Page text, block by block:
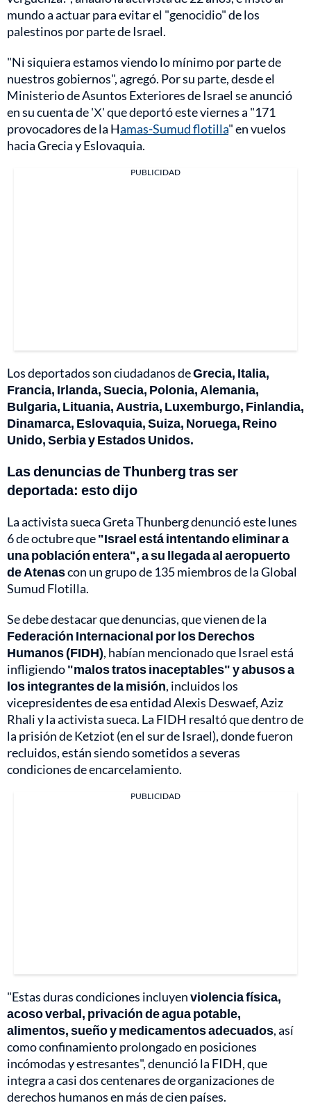
mundo a actuar para evitar el "genocidio" de los
palestinos por parte de Israel.
"Ni siquiera estamos viendo lo mínimo por parte de
nuestros gobiernos", agregó. Por su parte, desde el
Ministerio de Asuntos Exteriores de Israel se anunció
en su cuenta de 'Χ' que deportó este viernes a "171
provocadores de la Hamas-Sumud flotilla" en vuelos
hacia Grecia y Eslovaquia.
PUBLICIDAD
Los deportados son ciudadanos deGrecia, Italia,
Francia, Irlanda, Suecia, Polonia, Alemania,
Bulgaria, Lituania, Austria, Luxemburgo, Finlandia,
Dinamarca, Eslovaquia, Suiza, Noruega, Reino
Unido, Serbia y Estados Unidos.
Las denuncias de Thunberg tras ser
deportada: esto dijo
La activista sueca Greta Thunberg denunció este lunes
6 de octubre que"Israel está intentando eliminar a
una población entera", a su llegada al aeropuerto
de Atenascon un grupo de 135 miembros de la Global
Sumud Flotilla.
Se debe destacar que denuncias, que vienen de la
Federación Internacional por los Derechos
Humanos (FIDH), habían mencionado que Israel está
infligiendo"malos tratos inaceptables" y abusos a
los integrantes de la misión, incluidos los
vicepresidentes de esa entidad Alexis Deswaef, Aziz
Rhali y la activista sueca. La FIDH resaltó que dentro de
la prisión de Ketziot (en el sur de Israel), donde fueron
recluidos, están siendo sometidos a severas
condiciones de encarcelamiento.
PUBLICIDAD
"Estas duras condiciones incluyenviolencia física,
acoso verbal, privación de agua potable,
alimentos, sueño y medicamentos adecuados, así
como confinamiento prolongado en posiciones
incómodas y estresantes", denunció la FIDH, que
integra a casi dos centenares de organizaciones de
derechos humanos en más de cien países.